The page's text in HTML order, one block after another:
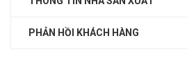
PHẢN HỒI KHÁCH HÀNG